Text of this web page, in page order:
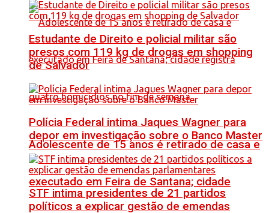
Adolescente de 15 anos é retirado de casa e
executado em Feira de Santana; cidade
Estudante de Direito e policial militar são
presos com 119 kg de drogas em shopping
de Salvador
Polícia Federal intima Jaques Wagner para
depor em investigação sobre o Banco Master
STF intima presidentes de 21 partidos
políticos a explicar gestão de emendas